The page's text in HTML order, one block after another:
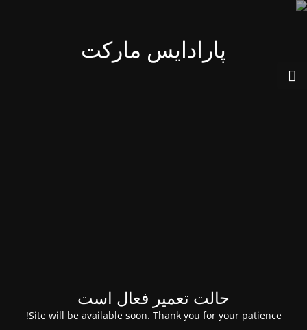
پارادایس مارکت
حالت تعمیر فعال است
Site will be available soon. Thank you for your patience!